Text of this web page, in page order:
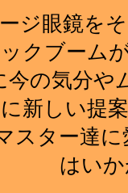
ジ眼鏡を
クブーム
今の気分
新しい提
スター達
はい